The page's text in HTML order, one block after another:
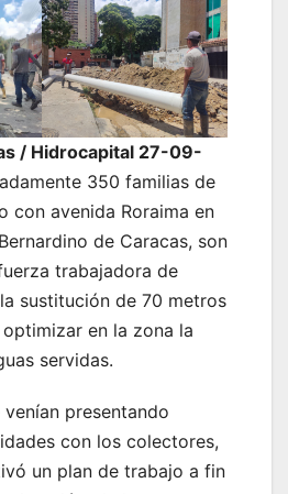
/ Hidrocapital 27-09-
350 familias de
con avenida Roraima en
de Caracas, son
trabajadora de
sustitución de 70 metros
en la zona la
servidas.
presentando
con los colectores,
un plan de trabajo a fin